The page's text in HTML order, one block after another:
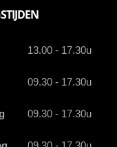
13.00 - 17.30u
09.30 - 17.30u
09.30 - 17.30u